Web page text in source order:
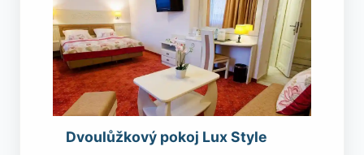
Dvoulůžkový pokoj Lux Style